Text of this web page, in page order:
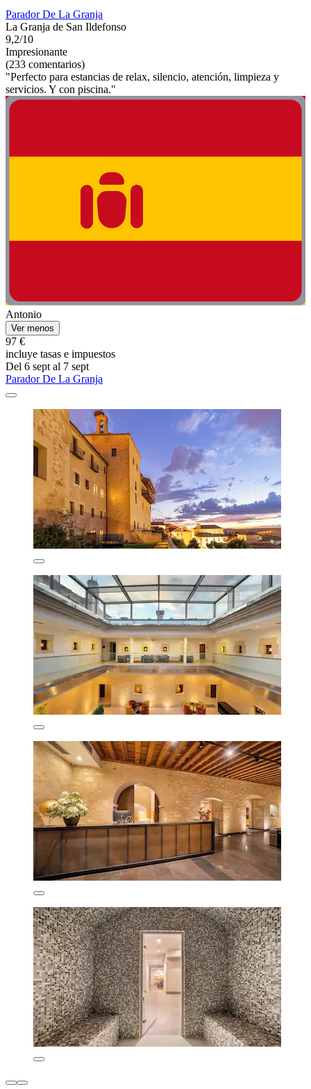
Parador De La Granja
La Granja de San Ildefonso
9,2/10
Impresionante
(233 comentarios)
"Perfecto para estancias de relax, silencio, atención, limpieza y
servicios. Y con piscina."
Antonio
Ver menos
97 €
incluye tasas e impuestos
Del 6 sept al 7 sept
Parador De La Granja